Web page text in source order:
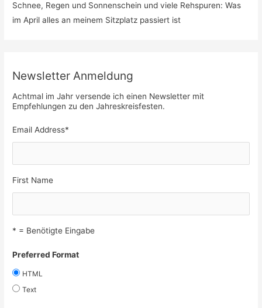
Schnee, Regen und Sonnenschein und viele Rehspuren: Was
im April alles an meinem Sitzplatz passiert ist
Newsletter Anmeldung
Achtmal im Jahr versende ich einen Newsletter mit
Empfehlungen zu den Jahreskreisfesten.
Email Address*
First Name
* = Benötigte Eingabe
Preferred Format
HTML
Text